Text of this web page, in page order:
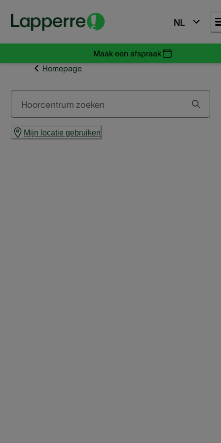
NL
Maak een afspraak
Homepage
Hoorcentrum zoeken
Mijn locatie gebruiken